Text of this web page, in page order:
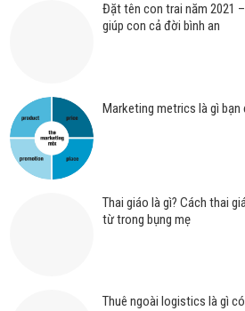
Đặt tên con trai năm 2021
giúp con cả đời bình an
Marketing metrics là gì bạn
Thai giáo là gì? Cách thai
từ trong bụng mẹ
Thuê ngoài logistics là gì